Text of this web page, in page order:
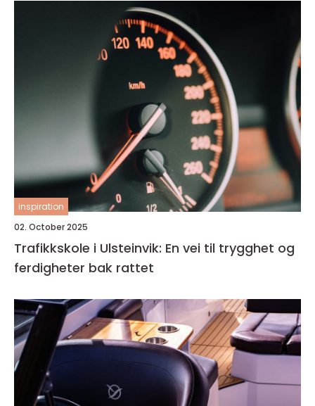
inspiration
02. October 2025
Trafikkskole i Ulsteinvik: En vei til trygghet og
ferdigheter bak rattet